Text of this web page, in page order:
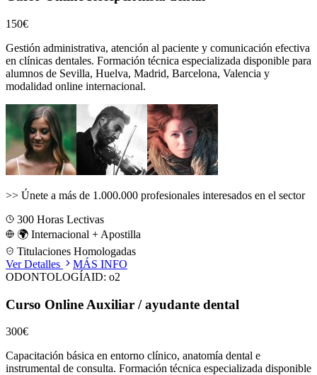
150€
Gestión administrativa, atención al paciente y comunicación efectiva
en clínicas dentales. Formación técnica especializada disponible para
alumnos de Sevilla, Huelva, Madrid, Barcelona, Valencia y
modalidad online internacional.
>> Únete a más de 1.000.000 profesionales interesados en el sector
300 Horas Lectivas
🌍 Internacional + Apostilla
Titulaciones Homologadas
Ver Detalles
MÁS INFO
ODONTOLOGÍAID: o2
Curso Online Auxiliar / ayudante dental
300€
Capacitación básica en entorno clínico, anatomía dental e
instrumental de consulta. Formación técnica especializada disponible